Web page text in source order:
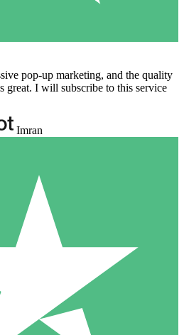
pop-up marketing, and the quality
great. I will subscribe to this service
Imran